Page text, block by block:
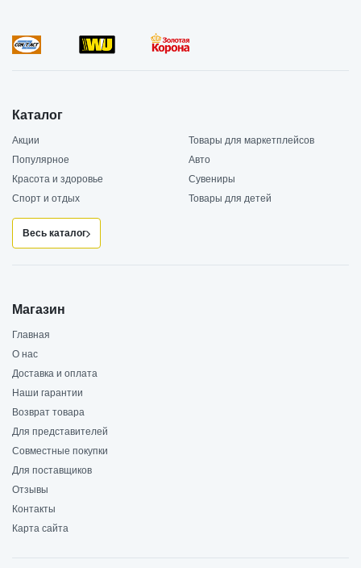
Каталог
Акции
Товары для маркетплейсов
Популярное
Авто
Красота и здоровье
Сувениры
Спорт и отдых
Товары для детей
Весь каталог
Магазин
Главная
О нас
Доставка и оплата
Наши гарантии
Возврат товара
Для представителей
Совместные покупки
Для поставщиков
Отзывы
Контакты
Карта сайта